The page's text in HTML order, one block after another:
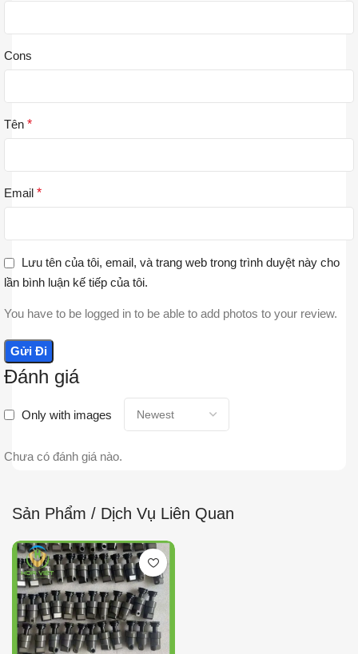
Đánh giá
Only with images
Chưa có đánh giá nào.
Cons
Tên *
Email *
Lưu tên của tôi, email, và trang web trong trình duyệt này cho
lần bình luận kế tiếp của tôi.
You have to be logged in to be able to add photos to your review.
Sản Phẩm / Dịch Vụ Liên Quan